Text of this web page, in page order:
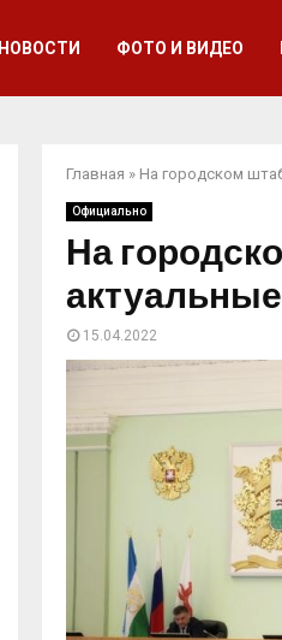
НОВОСТИ ФОТО И ВИДЕО
Главная » На городском
Официально
На
15.04.2022